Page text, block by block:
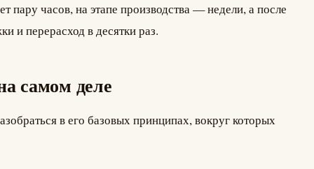
пару часов, на этапе производства — недели, а после
и перерасход в десятки раз.
самом деле
в его базовых принципах, вокруг которых